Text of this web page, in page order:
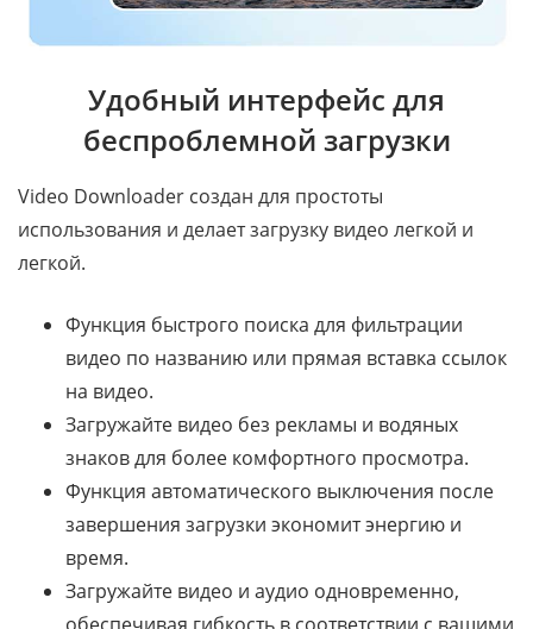
Удобный интерфейс для
беспроблемной загрузки
Video Downloader создан для простоты
использования и делает загрузку видео легкой и
легкой.
Функция быстрого поиска для фильтрации
видео по названию или прямая вставка ссылок
на видео.
Загружайте видео без рекламы и водяных
знаков для более комфортного просмотра.
Функция автоматического выключения после
завершения загрузки экономит энергию и
время.
Загружайте видео и аудио одновременно,